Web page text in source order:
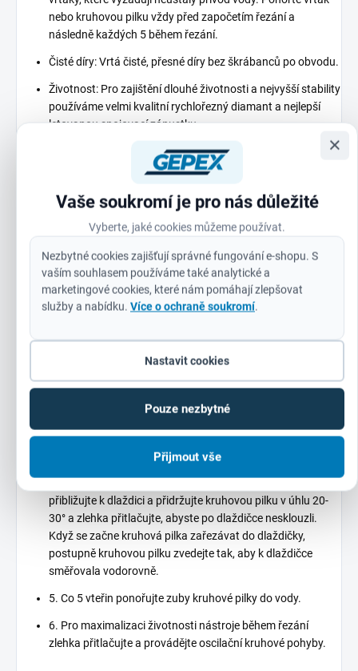
Vaše soukromí je pro nás důležité
Vyberte, jaké cookies můžeme používat.
Nezbytné cookies zajišťují správné fungování e-shopu. S
vaším souhlasem používáme také analytické a
marketingové cookies, které nám pomáhají zlepšovat
služby a nabídku. Více o ochraně soukromí.
Nastavit cookies
Pouze nezbytné
Přijmout vše
×
nebo kruhovou pilku vždy před započetím řezání a
následně každých 5 během řezání.
Čisté díry: Vrtá čisté, přesné díry bez škrábanců po obvodu.
Životnost: Pro zajištění dlouhé životnosti a nejvyšší stability
používáme velmi kvalitní rychlořezný diamant a nejlepší
letovanou spojovací zápustku.
Stálost: Tvrdá stopka, kterou lze jen velmi těžce ohnout
Snadné odstranění částeček materiálu: Zahnuté drážky pro
odstraňování materiálu poskytují větší sílu páky při
odstraňování pevně usazených hrudek.
Univerzální: Lze je používat jak s úhlovými bruskami s
potřebným adaptérem, tak s vrtačkami.
Jak používat úhlovou brusku:
úhlové brusce a přimontujte adaptér přímo na vřeteno; silně
dotáhněte klíčem.
2. Pokud není dlaždice upevněná ke stěně, zkontrolujte, že
je správně uchycená pomocí svorky.
3. Ponořte zuby kruhové pilky do vody.
přibližujte k dlaždici a přidržujte kruhovou pilku v úhlu 20-
30° a zlehka přitlačujte, abyste po dlaždičce nesklouzli.
Když se začne kruhová pilka zařezávat do dlaždičky,
postupně kruhovou pilku zvedejte tak, aby k dlaždičce
směřovala vodorovně.
5. Co 5 vteřin ponořujte zuby kruhové pilky do vody.
6. Pro maximalizaci životnosti nástroje během řezání
zlehka přitlačujte a provádějte oscilační kruhové pohyby.